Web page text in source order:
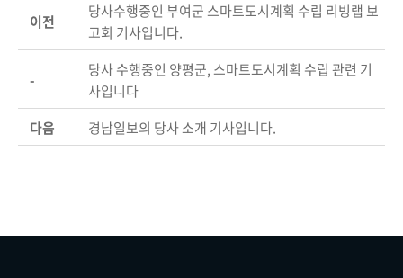
이전
당사수행중인 부여군 스마트도시계획 수립 리빙랩 보
고회 기사입니다.
-
당사 수행중인 양평군, 스마트도시계획 수립 관련 기
사입니다
다음
경남일보의 당사 소개 기사입니다.